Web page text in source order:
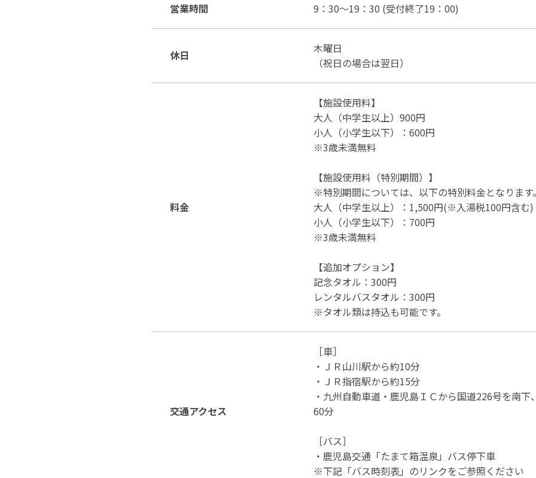
営業時間 9：30～19：30 (受付終了19：00)
休日
木曜日
（祝日の場合は翌日）
料金
【施設使用料】
大人（中学生以上）900円
小人（小学生以下）：600円
※3歳未満無料
【施設使用料（特別期間）】
※特別期間については、以下の特別料金となります
大人（中学生以上）：1,500円(※入湯税100円含む)
小人（小学生以下）：700円
※3歳未満無料
【追加オプション】
記念タオル：300円
レンタルバスタオル：300円
※タオル類は持込も可能です。
交通アクセス
［車］
・ＪＲ山川駅から約10分
・ＪＲ指宿駅から約15分
・九州自動車道・鹿児島ＩＣから国道226号を南
60分
［バス］
・鹿児島交通「たまて箱温泉」バス停下車
※下記「バス時刻表」のリンクをご参照ください